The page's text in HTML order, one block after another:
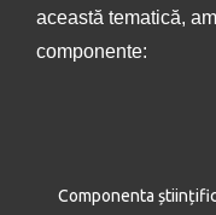
această tematică,
componente:
Componenta